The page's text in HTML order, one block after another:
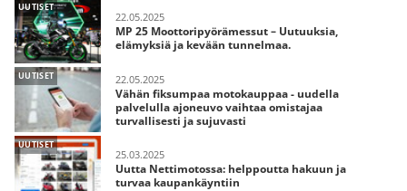
UUTISET
22.05.2025
MP 25 Moottoripyörämessut – Uutuuksia,
elämyksiä ja kevään tunnelmaa.
UUTISET 22.05.2025
Vähän fiksumpaa motokauppaa - uudella
palvelulla ajoneuvo vaihtaa omistajaa
turvallisesti ja sujuvasti
UUTISET
25.03.2025
Uutta Nettimotossa: helppoutta hakuun ja
turvaa kaupankäyntiin